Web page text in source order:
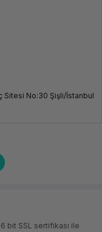
Sitesi No:30 Şişli/İstanbul
bit SSL sertifikası ile